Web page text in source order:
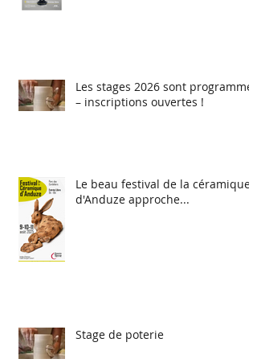
Les stages 2026 sont programmés
– inscriptions ouvertes !
Le beau festival de la céramique
d'Anduze approche...
Stage de poterie